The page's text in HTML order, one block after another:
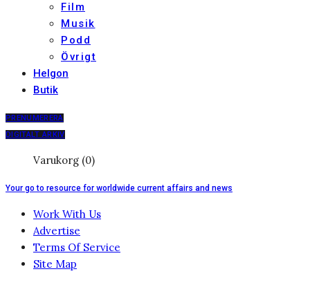
Film
Musik
Podd
Övrigt
Helgon
Butik
PRENUMERERA
DIGITALT ARKIV
Varukorg (0)
Your go to resource for worldwide current affairs and news
Work With Us
Advertise
Terms Of Service
Site Map